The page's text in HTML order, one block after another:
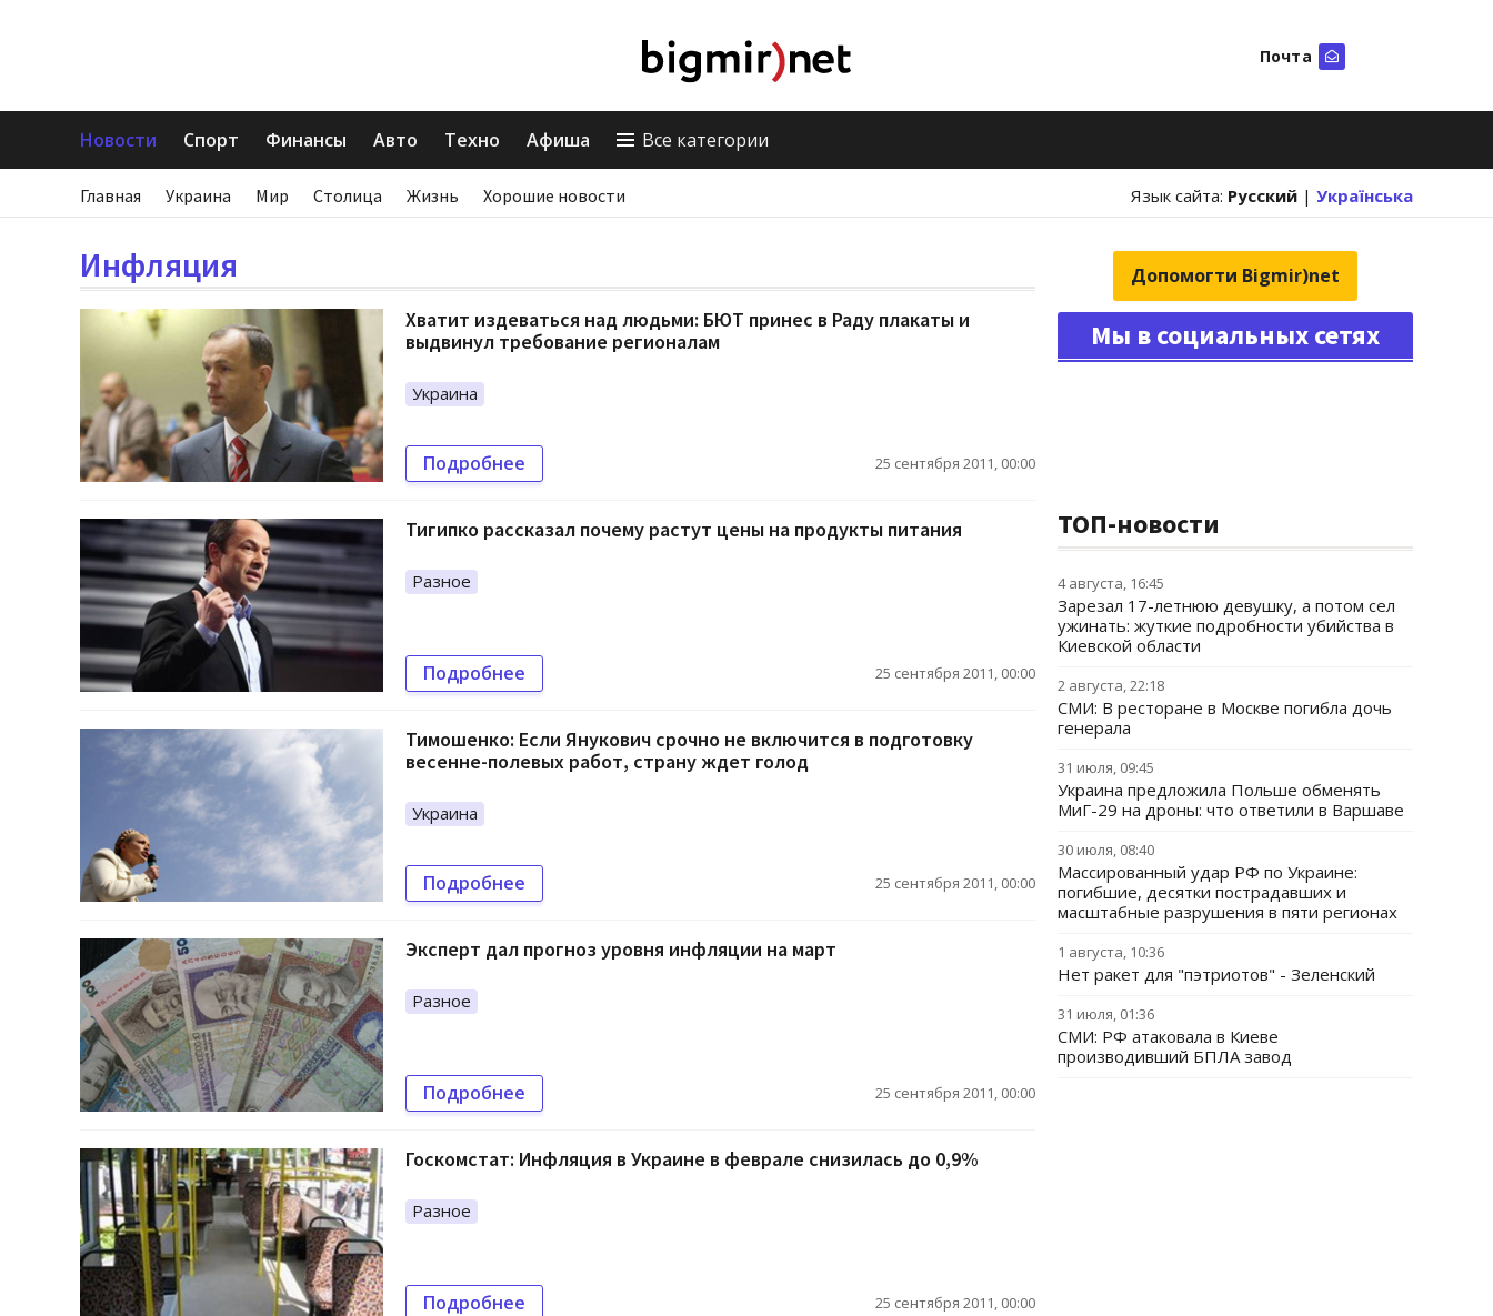
Почта
Новости Спорт Финансы Авто Техно Афиша Все категории
Главная Украина Мир Столица Жизнь Хорошие новости Язык сайта: Русский | Українська
Инфляция
Хватит издеваться над людьми: БЮТ принес в Раду плакаты и
выдвинул требование регионалам
Украина
Подробнее 25 сентября 2011, 00:00
Тигипко рассказал почему растут цены на продукты питания
Разное
Подробнее 25 сентября 2011, 00:00
Тимошенко: Если Янукович срочно не включится в подготовку
весенне-полевых работ, страну ждет голод
Украина
Подробнее 25 сентября 2011, 00:00
Эксперт дал прогноз уровня инфляции на март
Разное
Подробнее 25 сентября 2011, 00:00
Госкомстат: Инфляция в Украине в феврале снизилась до 0,9%
Разное
Подробнее 25 сентября 2011, 00:00
Допомогти Bigmir)net
Мы в социальных сетях
ТОП-новости
4 августа, 16:45
Зарезал 17-летнюю девушку, а потом сел
ужинать: жуткие подробности убийства в
Киевской области
2 августа, 22:18
СМИ: В ресторане в Москве погибла дочь
генерала
31 июля, 09:45
Украина предложила Польше обменять
МиГ-29 на дроны: что ответили в Варшаве
30 июля, 08:40
Массированный удар РФ по Украине:
погибшие, десятки пострадавших и
масштабные разрушения в пяти регионах
1 августа, 10:36
Нет ракет для "пэтриотов" - Зеленский
31 июля, 01:36
СМИ: РФ атаковала в Киеве
производивший БПЛА завод